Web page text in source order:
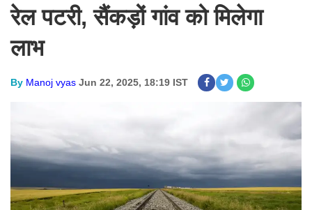
रेल पटरी, सैंकड़ों गांव को मिलेगा
लाभ
By Manoj vyas Jun 22, 2025, 18:19 IST